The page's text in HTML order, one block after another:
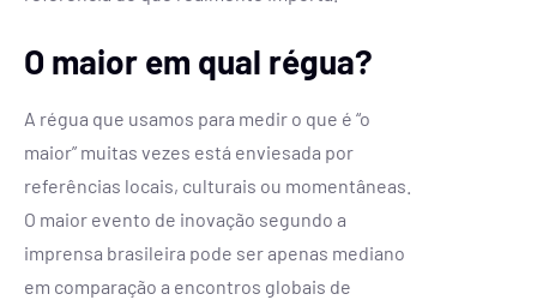
O maior em qual régua?
A régua que usamos para medir o que é “o
maior” muitas vezes está enviesada por
referências locais, culturais ou momentâneas.
O maior evento de inovação segundo a
imprensa brasileira pode ser apenas mediano
em comparação a encontros globais de